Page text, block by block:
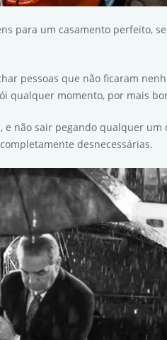
para um casamento perfeito,
pessoas que não ficaram
qualquer momento, por mais
não sair pegando qualquer um
desnecessárias.